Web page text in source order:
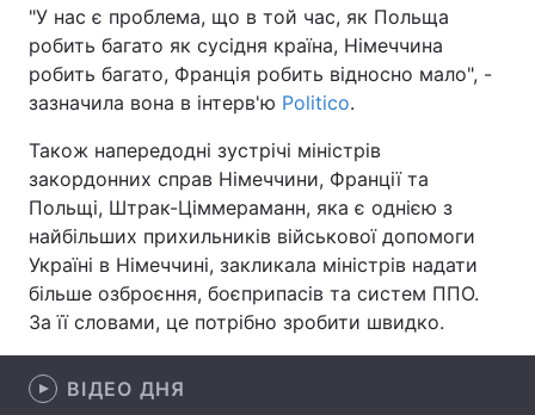
Зброя Інциденти
Здоров'я Туризм
Екологія Регіони
Лонгріди
Відео з Youtube Статті
"У нас є проблема, що в той час, як Польща
робить багато як сусідня країна, Німеччина
робить багато, Франція робить відносно мало", -
зазначила вона в інтерв'ю Politico.
Також напередодні зустрічі міністрів
закордонних справ Німеччини, Франції та
Польщі, Штрак-Ціммераманн, яка є однією з
найбільших прихильників військової допомоги
Україні в Німеччині, закликала міністрів надати
більше озброєння, боєприпасів та систем ППО.
За її словами, це потрібно зробити швидко.
ВІДЕО ДНЯ